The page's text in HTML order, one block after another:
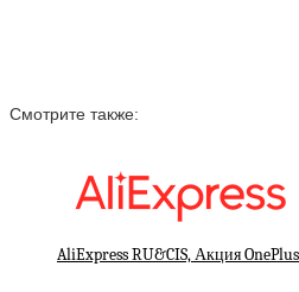
Смотрите также:
AliExpress RU&CIS, Акция